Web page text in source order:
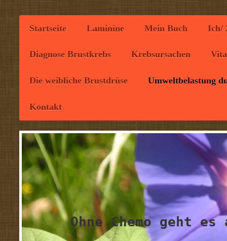
Startseite Laminine Mein Buch Ich/
Diagnose Brustkrebs Krebsursachen
Die weibliche Brustdrüse Umweltbelastung
Kontakt
Ohne Chemo geht es